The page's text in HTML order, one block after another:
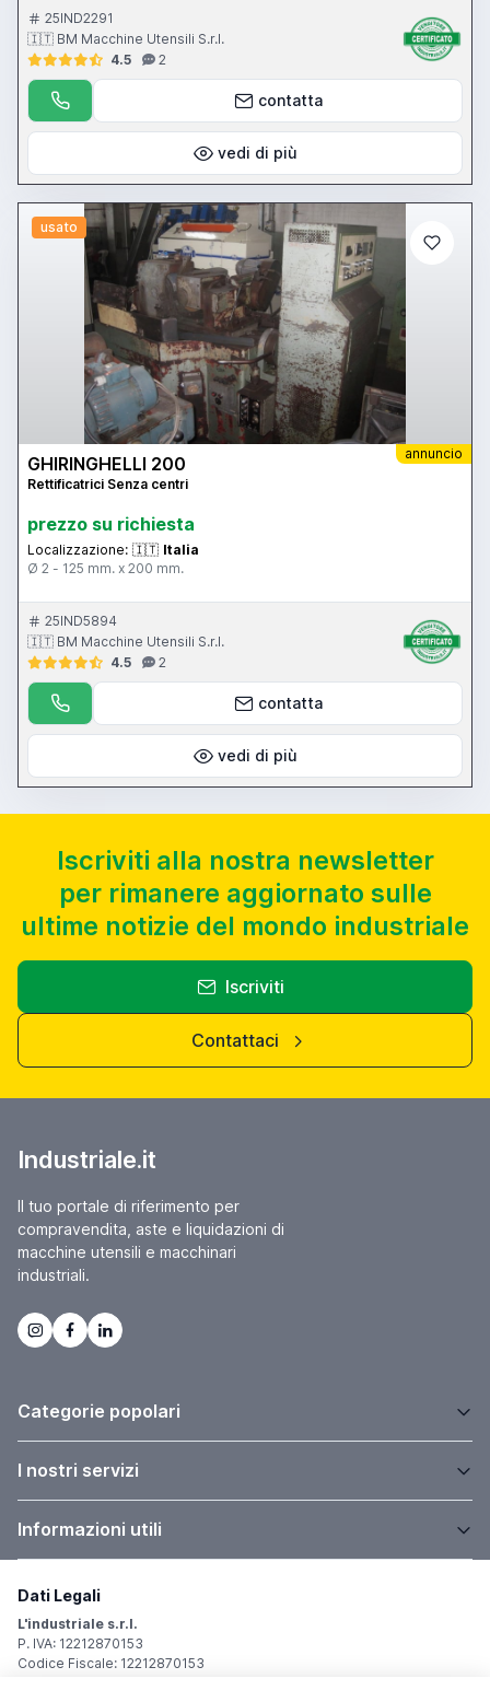
25IND2291
🇮🇹 BM Macchine Utensili S.r.l.
4.5
2
contatta
vedi di più
usato
annuncio
GHIRINGHELLI 200
Rettificatrici Senza centri
prezzo su richiesta
Localizzazione: 🇮🇹 Italia
Ø 2 - 125 mm. x 200 mm.
25IND5894
🇮🇹 BM Macchine Utensili S.r.l.
4.5
2
contatta
vedi di più
Iscriviti alla nostra newsletter
per rimanere aggiornato sulle
ultime notizie del mondo industriale
Iscriviti
Contattaci
Industriale.it
Il tuo portale di riferimento per
compravendita, aste e liquidazioni di
macchine utensili e macchinari
industriali.
Categorie popolari
I nostri servizi
Informazioni utili
Dati Legali
L'industriale s.r.l.
P. IVA: 12212870153
Codice Fiscale: 12212870153